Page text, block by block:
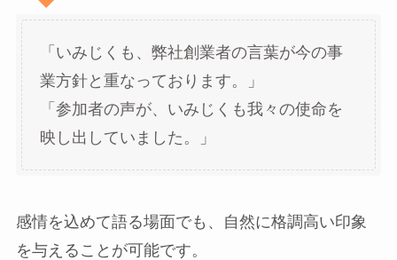
「いみじくも、弊社創業者の言葉が今の事
業方針と重なっております。」
「参加者の声が、いみじくも我々の使命を
映し出していました。」
感情を込めて語る場面でも、自然に格調高い印象
を与えることが可能です。